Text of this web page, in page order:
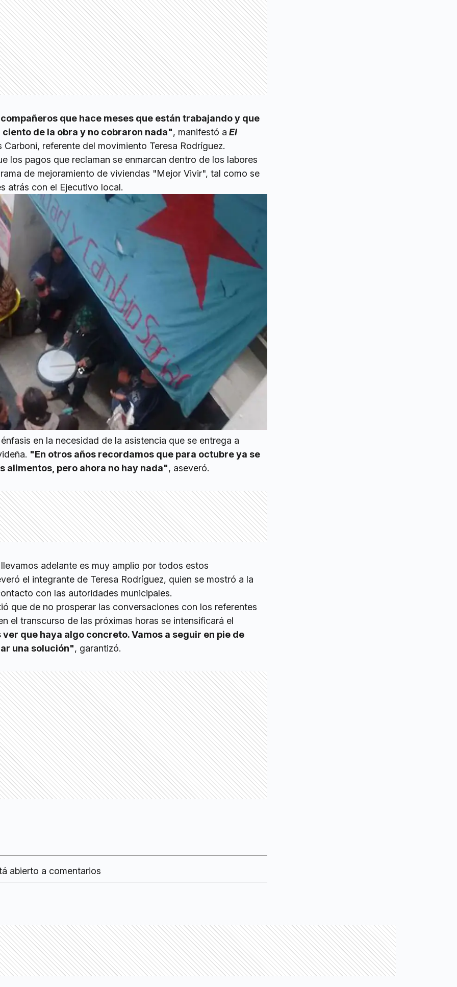
que hace meses que están trabajando y que
de la obra y no cobraron nada", manifestó a El
referente del movimiento Teresa Rodríguez.
los pagos que reclaman se enmarcan dentro de los labores
de mejoramiento de viviendas "Mejor Vivir", tal como se
atrás con el Ejecutivo local.
en la necesidad de la asistencia que se entrega a
"En otros años recordamos que para octubre ya se
alimentos, pero ahora no hay nada", aseveró.
adelante es muy amplio por todos estos
el integrante de Teresa Rodríguez, quien se mostró a la
con las autoridades municipales.
que de no prosperar las conversaciones con los referentes
el transcurso de las próximas horas se intensificará el
que haya algo concreto. Vamos a seguir en pie de
una solución", garantizó.
abierto a comentarios